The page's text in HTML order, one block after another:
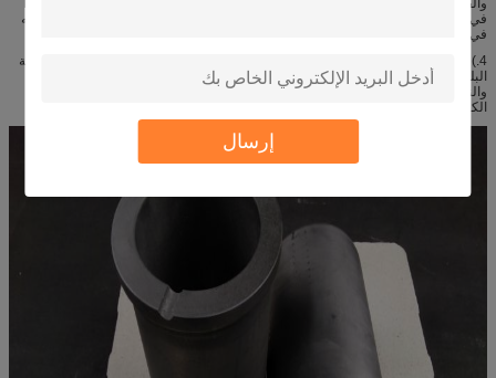
إرسال
والفضة والبلاتين وغيرها من المعادن النبيلة. إذا تم استخدامه في جو الأكسجين ، فإنه يبدأ
في الأكسجين عندما تكون درجة الحرارة أعلى من 700-800 درجة مئوية. إذا تم استخدامه
في جو الحماية ، يمكن أن يقف أكثر من 2000 درجة مئوية.
4.) تستخدم على نطاق واسع في مجالات مثل الأفران الصناعية ، وآلات السيليكون أحادية
البلورية ، وآلات السيليكون أحادية البلورة ، والإلكترون ، وشبه الموصلات ، والمعادن ،
والنفط ، والكيمياء ، والنسيج ، والآلات الكهربائية ، والمعدات الكهربائية ، والأفران
الكهربائية ، وحركة المرور ، والاتصالات الصناعة ، الطب ، الخ